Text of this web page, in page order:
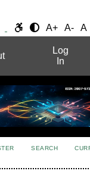
A+ A- A
Log
In
SEARCH